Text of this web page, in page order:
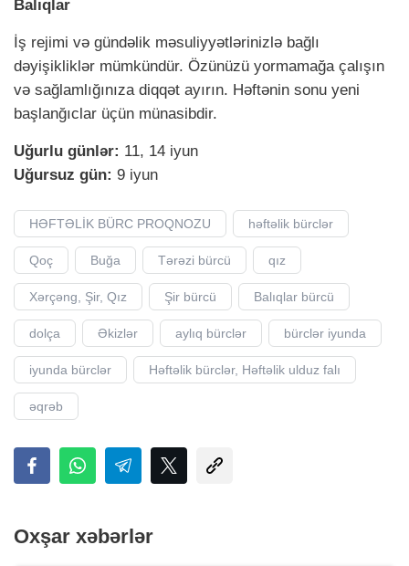
Balıqlar
İş rejimi və gündəlik məsuliyyətlərinizlə bağlı
dəyişikliklər mümkündür. Özünüzü yormamağa çalışın
və sağlamlığınıza diqqət ayırın. Həftənin sonu yeni
başlanğıclar üçün münasibdir.
Uğurlu günlər: 11, 14 iyun
Uğursuz gün: 9 iyun
HƏFTƏLİK BÜRC PROQNOZU həftəlik bürclər
Qoç Buğa Tərəzi bürcü qız
Xərçəng, Şir, Qız Şir bürcü Balıqlar bürcü
dolça Əkizlər aylıq bürclər bürclər iyunda
iyunda bürclər Həftəlik bürclər, Həftəlik ulduz falı
əqrəb
Oxşar xəbərlər